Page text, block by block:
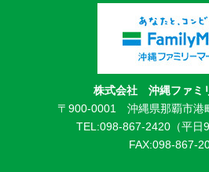
株式会社 沖縄ファミ
〒900-0001 沖縄県那覇市港
TEL:098-867-2420（平日
FAX:098-867-